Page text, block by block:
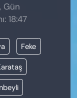
Gün
18:47
Feke